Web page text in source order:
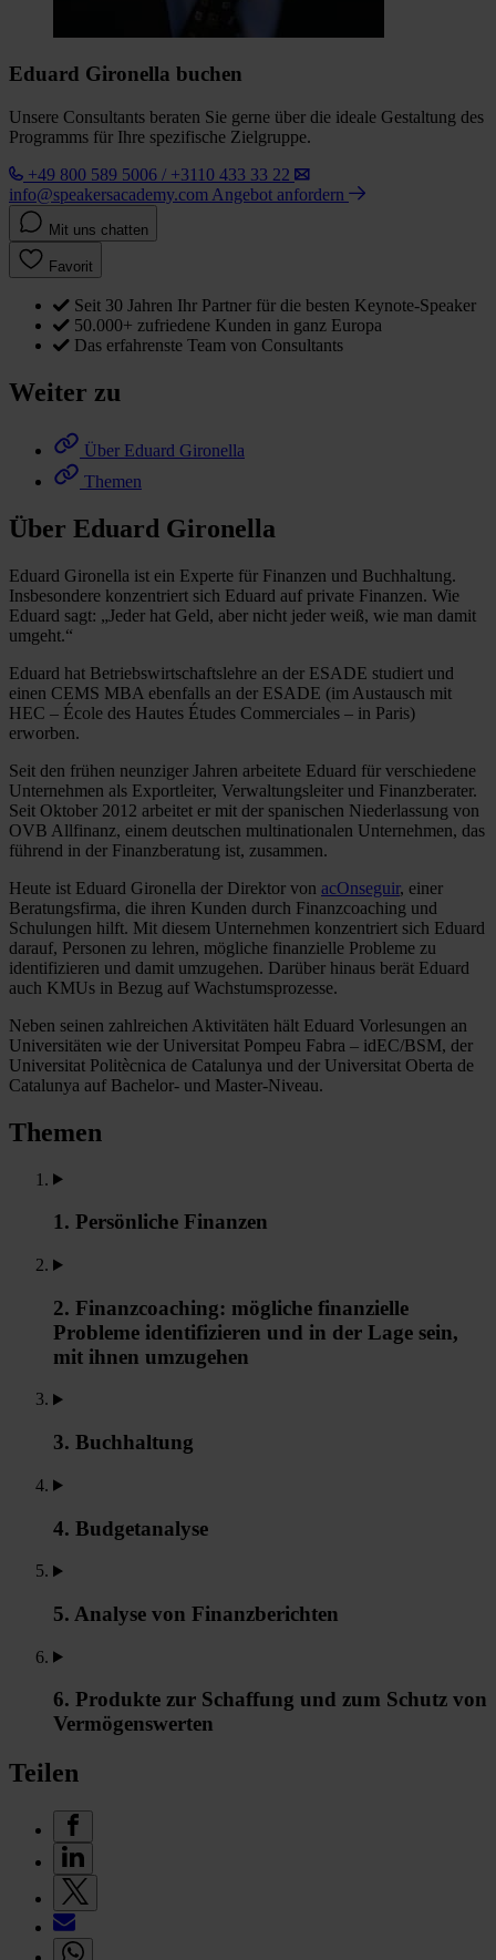
Eduard Gironella buchen
Unsere Consultants beraten Sie gerne über die ideale Gestaltung des
Programms für Ihre spezifische Zielgruppe.
+49 800 589 5006 / +3110 433 33 22
info@speakersacademy.com Angebot anfordern
Mit uns chatten
Favorit
Seit 30 Jahren Ihr Partner für die besten Keynote-Speaker
50.000+ zufriedene Kunden in ganz Europa
Das erfahrenste Team von Consultants
Weiter zu
Über Eduard Gironella
Themen
Über Eduard Gironella
Eduard Gironella ist ein Experte für Finanzen und Buchhaltung.
Insbesondere konzentriert sich Eduard auf private Finanzen. Wie
Eduard sagt: „Jeder hat Geld, aber nicht jeder weiß, wie man damit
umgeht.“
Eduard hat Betriebswirtschaftslehre an der ESADE studiert und
einen CEMS MBA ebenfalls an der ESADE (im Austausch mit
HEC – École des Hautes Études Commerciales – in Paris)
erworben.
Seit den frühen neunziger Jahren arbeitete Eduard für verschiedene
Unternehmen als Exportleiter, Verwaltungsleiter und Finanzberater.
Seit Oktober 2012 arbeitet er mit der spanischen Niederlassung von
OVB Allfinanz, einem deutschen multinationalen Unternehmen, das
führend in der Finanzberatung ist, zusammen.
Heute ist Eduard Gironella der Direktor von acOnseguir, einer
Beratungsfirma, die ihren Kunden durch Finanzcoaching und
Schulungen hilft. Mit diesem Unternehmen konzentriert sich Eduard
darauf, Personen zu lehren, mögliche finanzielle Probleme zu
identifizieren und damit umzugehen. Darüber hinaus berät Eduard
auch KMUs in Bezug auf Wachstumsprozesse.
Neben seinen zahlreichen Aktivitäten hält Eduard Vorlesungen an
Universitäten wie der Universitat Pompeu Fabra – idEC/BSM, der
Universitat Politècnica de Catalunya und der Universitat Oberta de
Catalunya auf Bachelor- und Master-Niveau.
Themen
1. Persönliche Finanzen
2. Finanzcoaching: mögliche finanzielle
Probleme identifizieren und in der Lage sein,
mit ihnen umzugehen
3. Buchhaltung
4. Budgetanalyse
5. Analyse von Finanzberichten
6. Produkte zur Schaffung und zum Schutz von
Vermögenswerten
Teilen